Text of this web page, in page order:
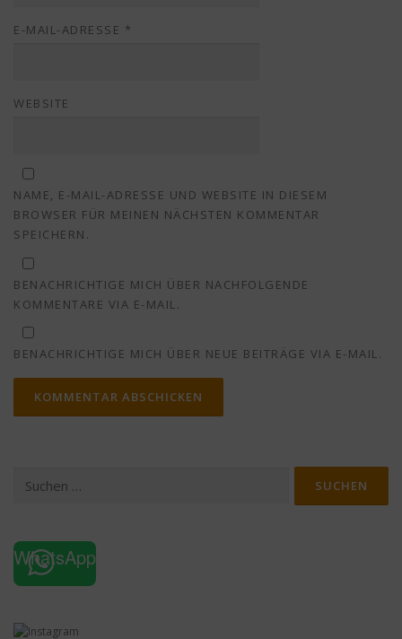
E-MAIL-ADRESSE *
WEBSITE
NAME, E-MAIL-ADRESSE UND WEBSITE IN DIESEM
BROWSER FÜR MEINEN NÄCHSTEN KOMMENTAR
SPEICHERN.
BENACHRICHTIGE MICH ÜBER NACHFOLGENDE
KOMMENTARE VIA E-MAIL.
BENACHRICHTIGE MICH ÜBER NEUE BEITRÄGE VIA E-MAIL.
nach:
WhatsApp